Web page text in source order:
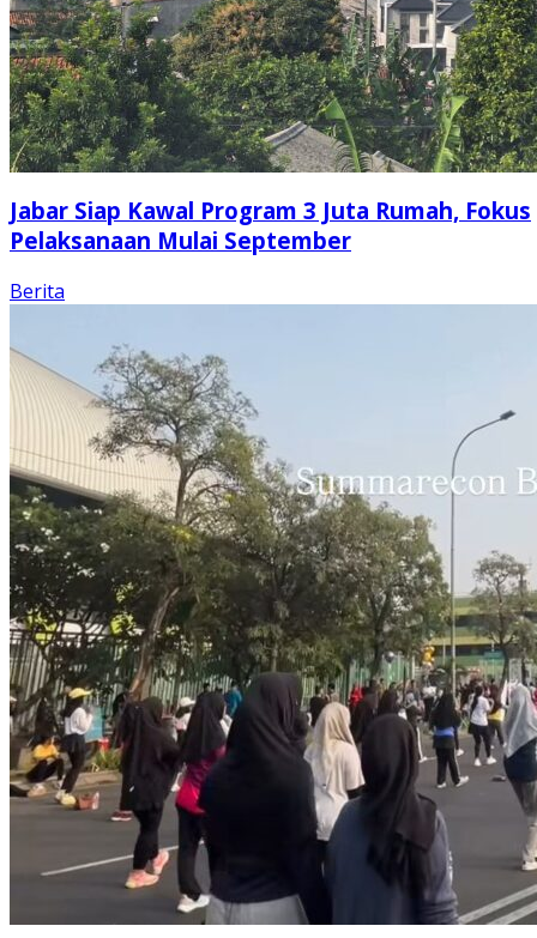
Jabar Siap Kawal Program 3 Juta Rumah, Fokus
Pelaksanaan Mulai September
Berita